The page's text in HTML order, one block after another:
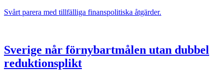
Svårt parera med tillfälliga finanspolitiska åtgärder.
Sverige når förnybartmålen utan dubbel
reduktionsplikt